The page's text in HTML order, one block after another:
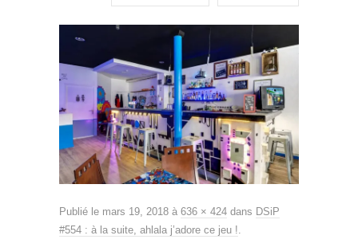
Publié le mars 19, 2018 à 636 × 424 dans DSiP
#554 : à la suite, ahlala j’adore ce jeu !